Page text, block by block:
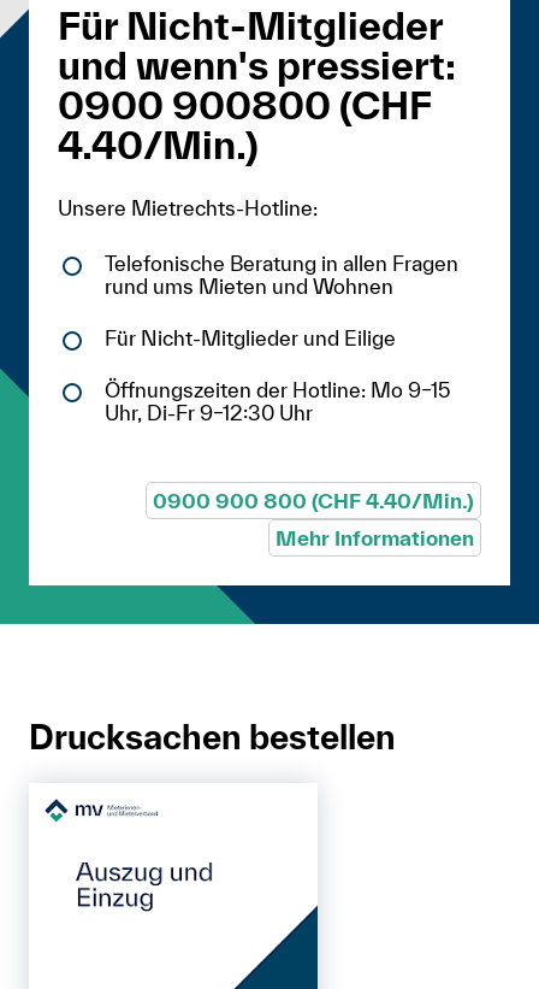
Für Nicht-Mitglieder
und wenn's pressiert:
0900 900800 (CHF
4.40/Min.)
Unsere Mietrechts-Hotline:
Telefonische Beratung in allen Fragen
rund ums Mieten und Wohnen
Für Nicht-Mitglieder und Eilige
Öffnungszeiten der Hotline: Mo 9–15
Uhr, Di-Fr 9–12:30 Uhr
0900 900 800 (CHF 4.40/Min.)
Mehr Informationen
Drucksachen bestellen